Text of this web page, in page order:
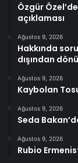
Özgür
açıklaması
Ağustos 9, 2026
Hakkında
dışından
Ağustos 9, 2026
Kaybolan
Ağustos 9, 2026
Seda
Ağustos 9, 2026
Rubio